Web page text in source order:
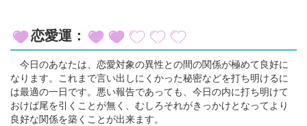
恋愛運：
今日のあなたは、恋愛対象の異性との間の関係が極めて良好に
なります。これまで言い出しにくかった秘密などを打ち明けるに
は最適の一日です。悪い報告であっても、今日の内に打ち明けて
おけば尾を引くことが無く、むしろそれがきっかけとなってより
良好な関係を築くことが出来ます。